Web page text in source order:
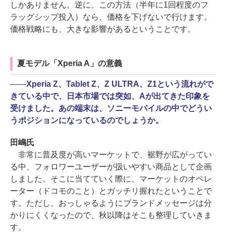
しかありません。逆に、この方法（半年に1回程度のフ
ラッグシップ投入）なら、価格を下げないで行けます。
価格戦略にも、大きな影響があるということです。
夏モデル「Xperia A」の意義
――Xperia Z、Tablet Z、Z ULTRA、Z1という流れがで
きている中で、日本市場では突如、Aが出てきた印象を
受けました。あの端末は、ソニーモバイルの中でどうい
うポジションになっているのでしょうか。
田嶋氏
非常に普及度が高いマーケットで、裾野が広がってい
る中、フォロワーユーザーが扱いやすい商品として企画
しました。そこに当てていく際に、マーケットのオペレ
ーター（ドコモのこと）とガッチリ握れたということで
す。ただし、おっしゃるようにブランドメッセージは分
かりにくくなったので、秋以降はそこも整理していきま
す。